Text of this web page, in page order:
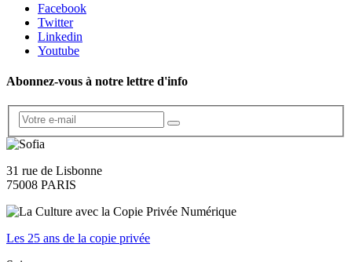
Facebook
Twitter
Linkedin
Youtube
Abonnez-vous à notre lettre d'info
31 rue de Lisbonne
75008 PARIS
Les 25 ans de la copie privée